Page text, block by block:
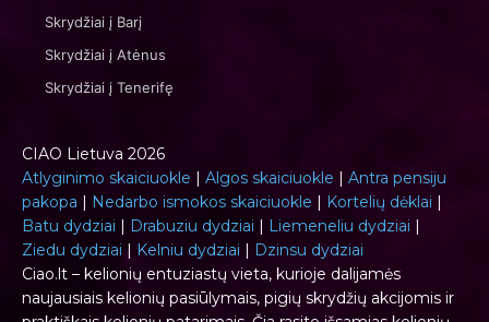
Skrydžiai į Barį
Skrydžiai į Atėnus
Skrydžiai į Tenerifę
CIAO Lietuva 2026
Atlyginimo skaiciuokle | Algos skaiciuokle | Antra pensiju
pakopa | Nedarbo ismokos skaiciuokle | Kortelių dėklai |
Batu dydziai | Drabuziu dydziai | Liemeneliu dydziai |
Ziedu dydziai | Kelniu dydziai | Dzinsu dydziai
Ciao.lt – kelionių entuziastų vieta, kurioje dalijamės
naujausiais kelionių pasiūlymais, pigių skrydžių akcijomis ir